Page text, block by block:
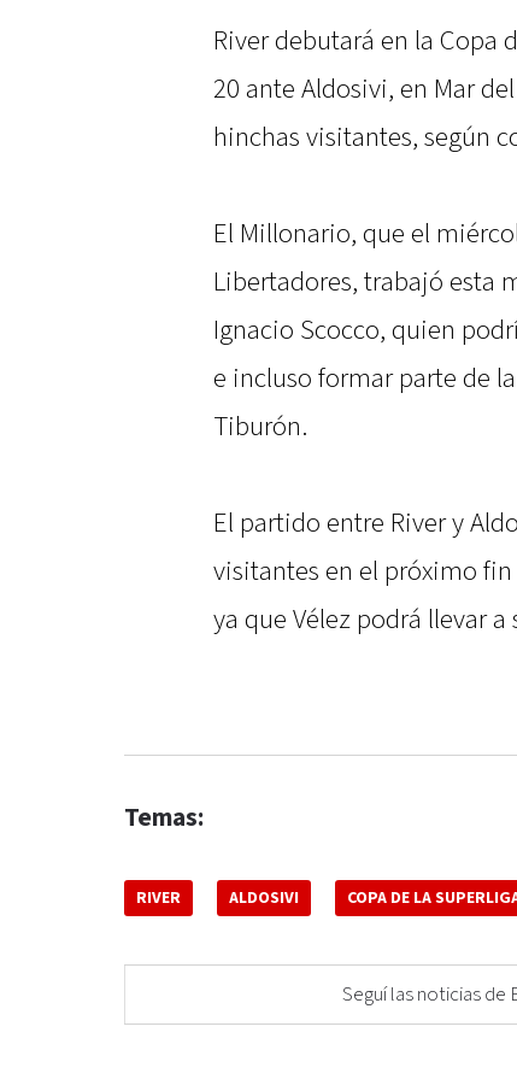
River debutará en la Copa
20 ante Aldosivi, en Mar
hinchas visitantes, según
El Millonario, que el
Libertadores, trabajó esta
Ignacio Scocco, quien
e incluso formar parte de
Tiburón.
El partido entre River y
visitantes en el próximo
ya que Vélez podrá llevar
Temas:
RIVER ALDOSIVI COPA DE LA
Seguí las noticias